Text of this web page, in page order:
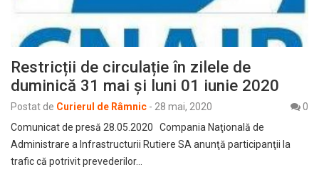
Restricții de circulație în zilele de
duminică 31 mai și luni 01 iunie 2020
Postat de Curierul de Râmnic - 28 mai, 2020
0
Comunicat de presă 28.05.2020 Compania Naţională de
Administrare a Infrastructurii Rutiere SA anunţă participanţii la
trafic că potrivit prevederilor…